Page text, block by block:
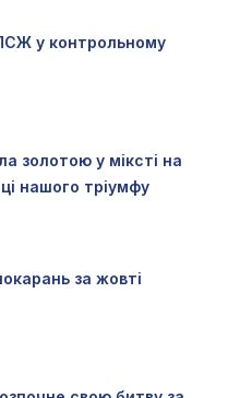
у контрольному
золотою у міксті на
нашого тріумфу
за жовті